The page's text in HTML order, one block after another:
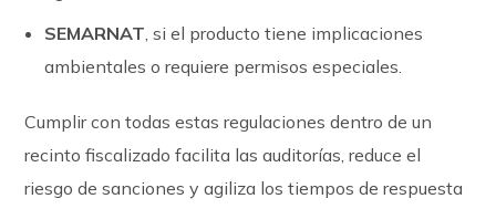
SEMARNAT, si el producto tiene implicaciones
ambientales o requiere permisos especiales.
Cumplir con todas estas regulaciones dentro de un
recinto fiscalizado facilita las auditorías, reduce el
riesgo de sanciones y agiliza los tiempos de respuesta